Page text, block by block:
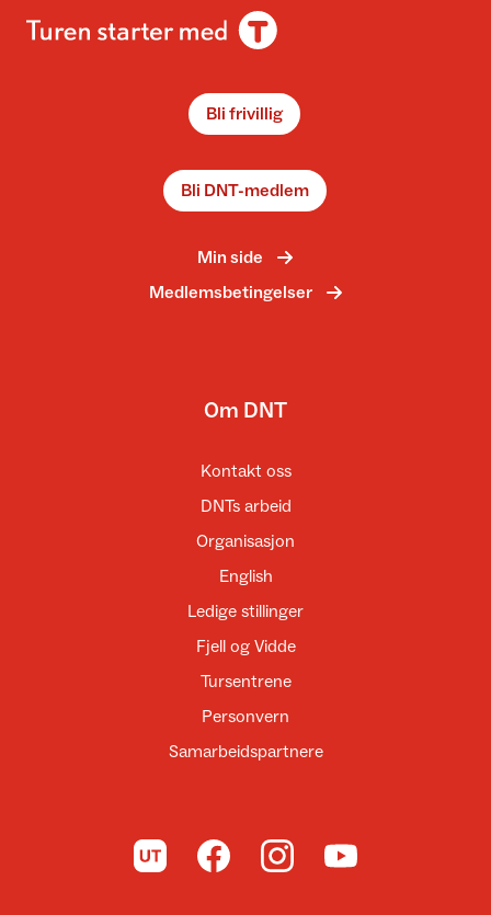
Bli frivillig
Bli DNT-medlem
Min side
Medlemsbetingelser
Om DNT
Kontakt oss
DNTs arbeid
Organisasjon
English
Ledige stillinger
Fjell og Vidde
Tursentrene
Personvern
Samarbeidspartnere
Til UT.no Til DNT på Facebook
Til DNT på Instagram
Til DNT på YouTube